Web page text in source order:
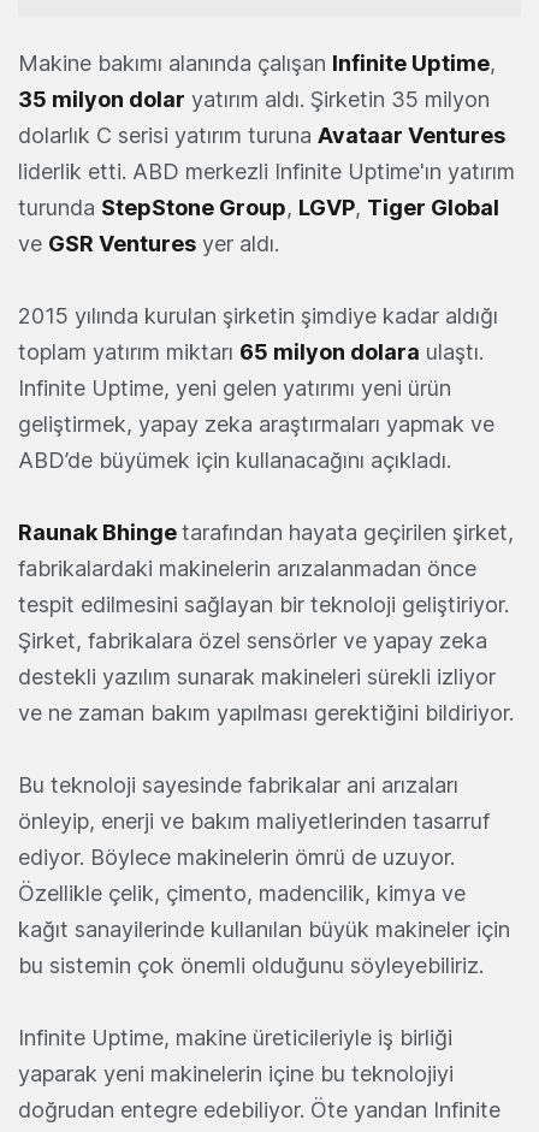
Makine bakımı alanında çalışan Infinite Uptime,
35 milyon dolar yatırım aldı. Şirketin 35 milyon
dolarlık C serisi yatırım turuna Avataar Ventures
liderlik etti. ABD merkezli Infinite Uptime'ın yatırım
turunda StepStone Group, LGVP, Tiger Global
ve GSR Ventures yer aldı.
2015 yılında kurulan şirketin şimdiye kadar aldığı
toplam yatırım miktarı 65 milyon dolara ulaştı.
Infinite Uptime, yeni gelen yatırımı yeni ürün
geliştirmek, yapay zeka araştırmaları yapmak ve
ABD’de büyümek için kullanacağını açıkladı.
Raunak Bhingetarafından hayata geçirilen şirket,
fabrikalardaki makinelerin arızalanmadan önce
tespit edilmesini sağlayan bir teknoloji geliştiriyor.
Şirket, fabrikalara özel sensörler ve yapay zeka
destekli yazılım sunarak makineleri sürekli izliyor
ve ne zaman bakım yapılması gerektiğini bildiriyor.
Bu teknoloji sayesinde fabrikalar ani arızaları
önleyip, enerji ve bakım maliyetlerinden tasarruf
ediyor. Böylece makinelerin ömrü de uzuyor.
Özellikle çelik, çimento, madencilik, kimya ve
kağıt sanayilerinde kullanılan büyük makineler için
bu sistemin çok önemli olduğunu söyleyebiliriz.
Infinite Uptime, makine üreticileriyle iş birliği
yaparak yeni makinelerin içine bu teknolojiyi
doğrudan entegre edebiliyor. Öte yandan Infinite